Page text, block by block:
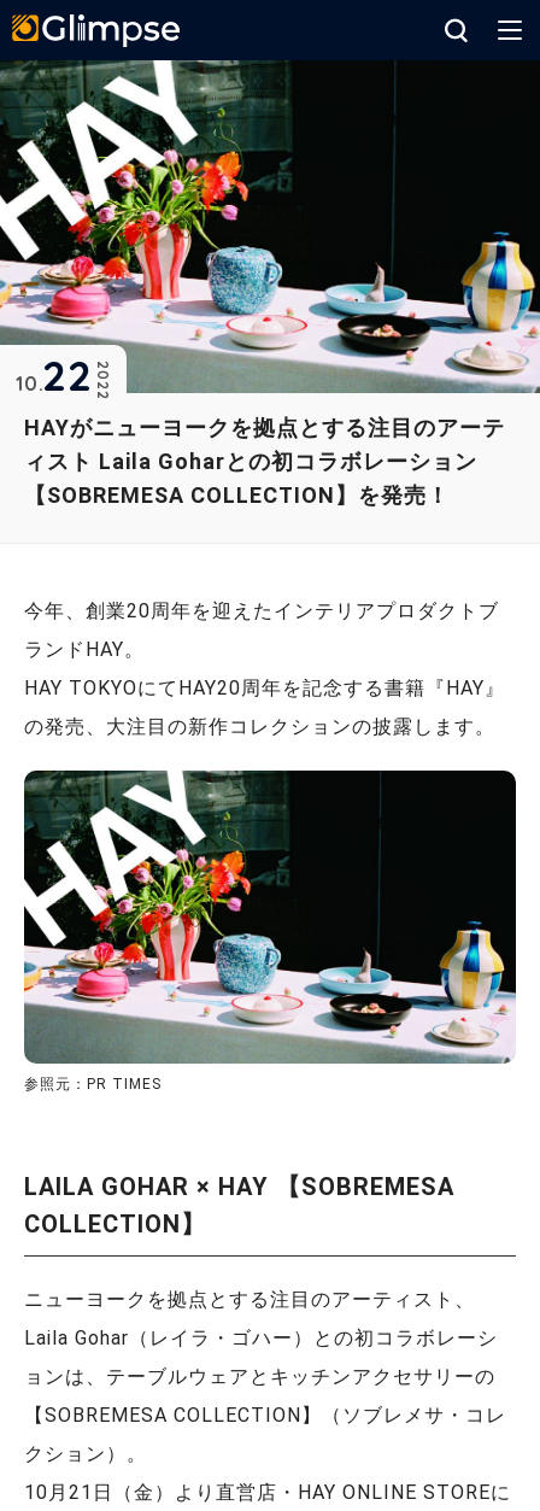
HAYがニューヨークを拠点とする注目のアーテ
ィスト Laila Goharとの初コラボレーション
【SOBREMESA COLLECTION】を発売！
2022
10 22
今年、創業20周年を迎えたインテリアプロダクトブ
ランドHAY。
HAY TOKYOにてHAY20周年を記念する書籍『HAY』
の発売、大注目の新作コレクションの披露します。
参照元：PR TIMES
LAILA GOHAR × HAY 【SOBREMESA
COLLECTION】
ニューヨークを拠点とする注目のアーティスト、
Laila Gohar（レイラ・ゴハー）との初コラボレーシ
ョンは、テーブルウェアとキッチンアクセサリーの
【SOBREMESA COLLECTION】（ソブレメサ・コレ
クション）。
10月21日（金）より直営店・HAY ONLINE STOREに